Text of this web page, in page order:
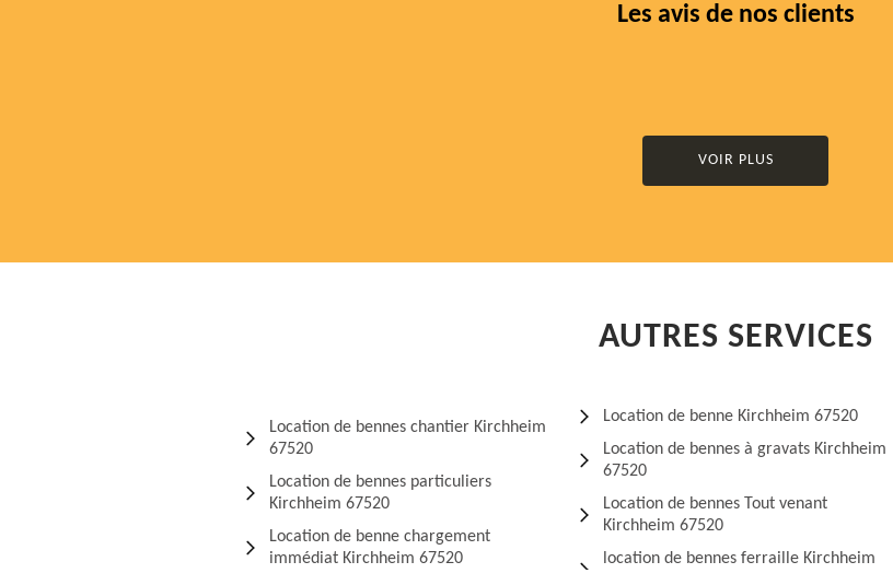
Les avis de nos clients
VOIR PLUS
AUTRES SERVICES
Location de bennes chantier Kirchheim
67520
Location de bennes particuliers
Kirchheim 67520
Location de benne chargement
immédiat Kirchheim 67520
Location de benne Kirchheim 67520
Location de bennes à gravats Kirchheim
67520
Location de bennes Tout venant
Kirchheim 67520
location de bennes ferraille Kirchheim